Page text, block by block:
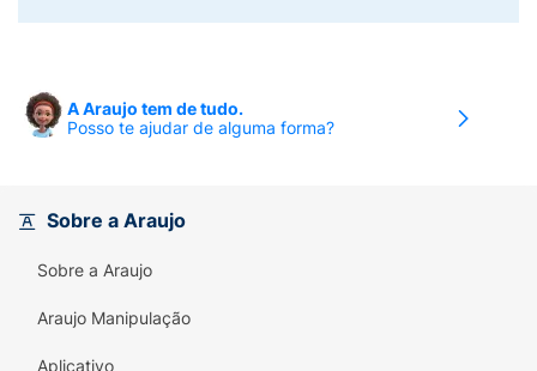
A Araujo tem de tudo.
Posso te ajudar de alguma forma?
Sobre a Araujo
Sobre a Araujo
Araujo Manipulação
Aplicativo